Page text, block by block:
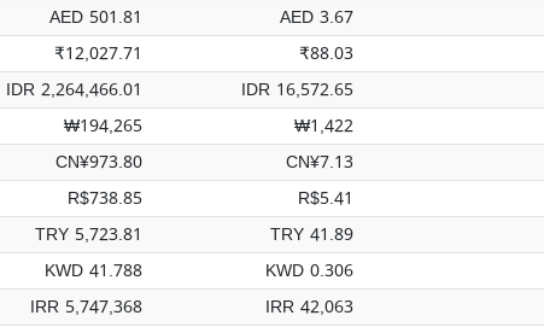
AED 3.67
AED 501.81
₹88.03
₹12,027.71
IDR 16,572.65
IDR 2,264,466.01
₩1,422
₩194,265
CN¥7.13
CN¥973.80
R$5.41
R$738.85
TRY 41.89
TRY 5,723.81
KWD 0.306
KWD 41.788
IRR 42,063
IRR 5,747,368